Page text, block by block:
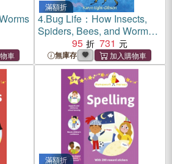
滿額折
4.Bug Life：How Insects,
Spiders, Bees, and Worms
Run the World
95 731
無庫存
滿額折